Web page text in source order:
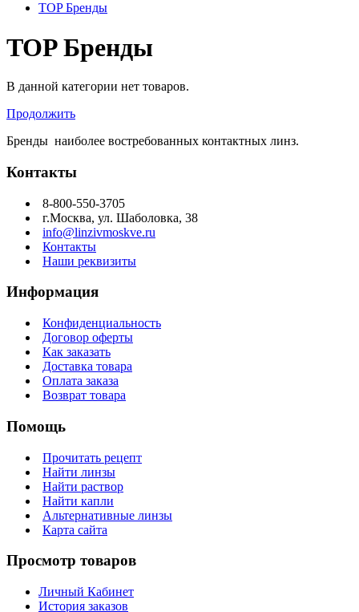
TOP Бренды
TOP Бренды
В данной категории нет товаров.
Продолжить
Бренды наиболее востребованных контактных линз.
Контакты
8-800-550-3705
г.Москва, ул. Шаболовка, 38
info@linzivmoskve.ru
Контакты
Наши реквизиты
Информация
Конфиденциальность
Договор оферты
Как заказать
Доставка товара
Оплата заказа
Возврат товара
Помощь
Прочитать рецепт
Найти линзы
Найти раствор
Найти капли
Альтернативные линзы
Карта сайта
Просмотр товаров
Личный Кабинет
История заказов